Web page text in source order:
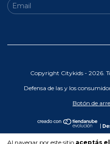
Al navegar por este sitio aceptás
Copyright Citykids - 2026.
Defensa de las y los
Botón de
|